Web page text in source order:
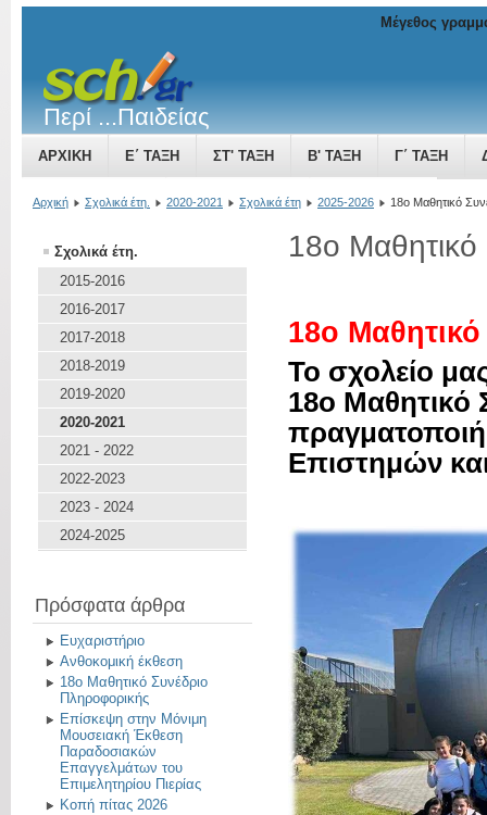
Περί ...Παιδείας
ΑΡΧΙΚΉ Ε΄ ΤΆΞΗ ΣΤ' ΤΆΞΗ Β' ΤΆΞΗ Γ΄ ΤΆΞΗ
ΤΟ ΒΥΖΑΝΤΙΝΌ ΚΡΆΤΟΣ ΜΙΑ ΔΎΝΑΜΗ ΠΟΥ ΜΕΓΑΛΏΝΕΙ
Μέγεθος
Αρχική Σχολικά έτη. 2020-2021 Σχολικά έτη 2025-2026 18ο Μαθητικό
Σχολικά έτη.
2015-2016
2016-2017
2017-2018
2018-2019
2019-2020
2020-2021
2021 - 2022
2022-2023
2023 - 2024
2024-2025
Πρόσφατα άρθρα
Ευχαριστήριο
Ανθοκομική έκθεση
18ο Μαθητικό Συνέδριο
Πληροφορικής
Επίσκεψη στην Μόνιμη
Μουσειακή Έκθεση
Παραδοσιακών
Επαγγελμάτων του
Επιμελητηρίου Πιερίας
Κοπή πίτας 2026
18ο Μαθητικό
18ο
Το σχολείο
18ο Μαθητικό
Επιστημών